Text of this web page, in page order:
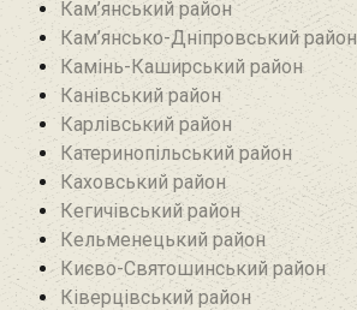
Кам’янський район
Кам’янсько-Дніпровський район‎
Камінь-Каширський район
Канівський район
Карлівський район
Катеринопільський район
Каховський район
Кегичівський район
Кельменецький район
Києво-Святошинський район
Ківерцівський район‎